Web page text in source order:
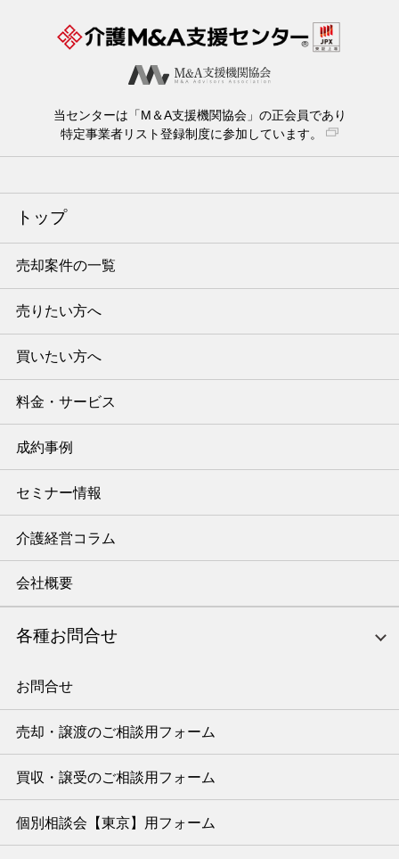
当センターは「M＆A支援機関協会」の正会員であり
特定事業者リスト登録制度に参加しています。
トップ
売却案件の一覧
売りたい方へ
買いたい方へ
料金・サービス
成約事例
セミナー情報
介護経営コラム
会社概要
各種お問合せ
お問合せ
売却・譲渡のご相談用フォーム
買収・譲受のご相談用フォーム
個別相談会【東京】用フォーム